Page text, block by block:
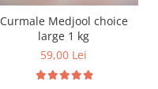
Curmale Medjool choice
large 1 kg
59,00 Lei